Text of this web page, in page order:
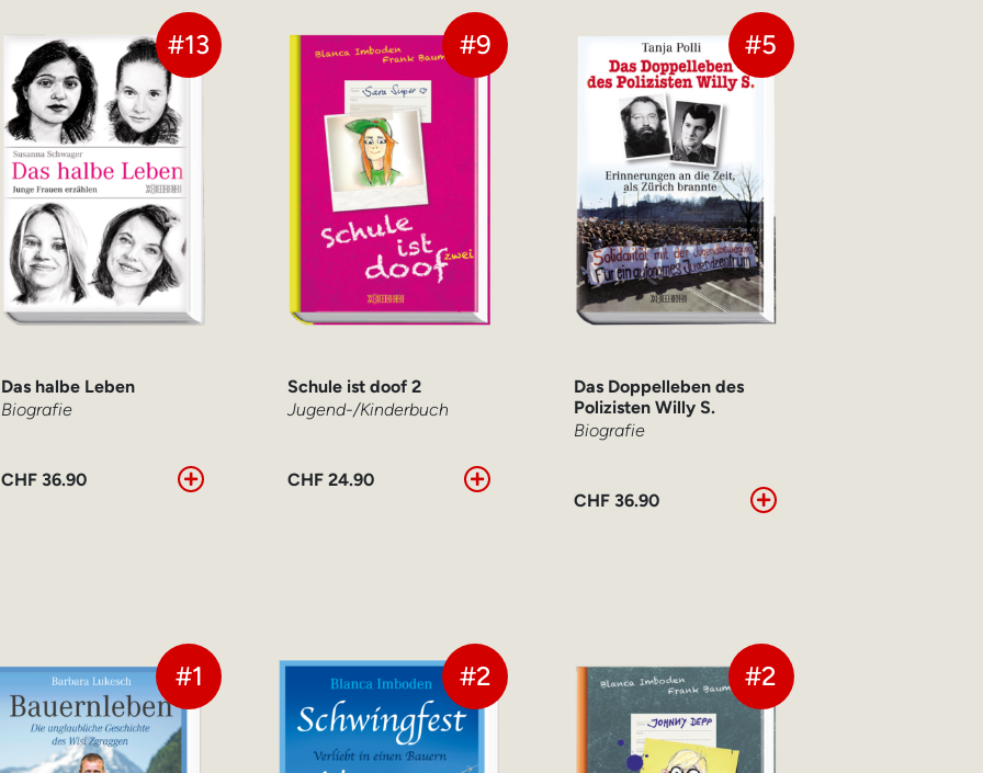
#13
Das halbe Leben
Biografie
CHF36.90
#9
Schule ist doof 2
Jugend-/Kinderbuch
CHF24.90
#5
Das Doppelleben des
Polizisten Willy S.
Biografie
CHF36.90
#1 #2 #2